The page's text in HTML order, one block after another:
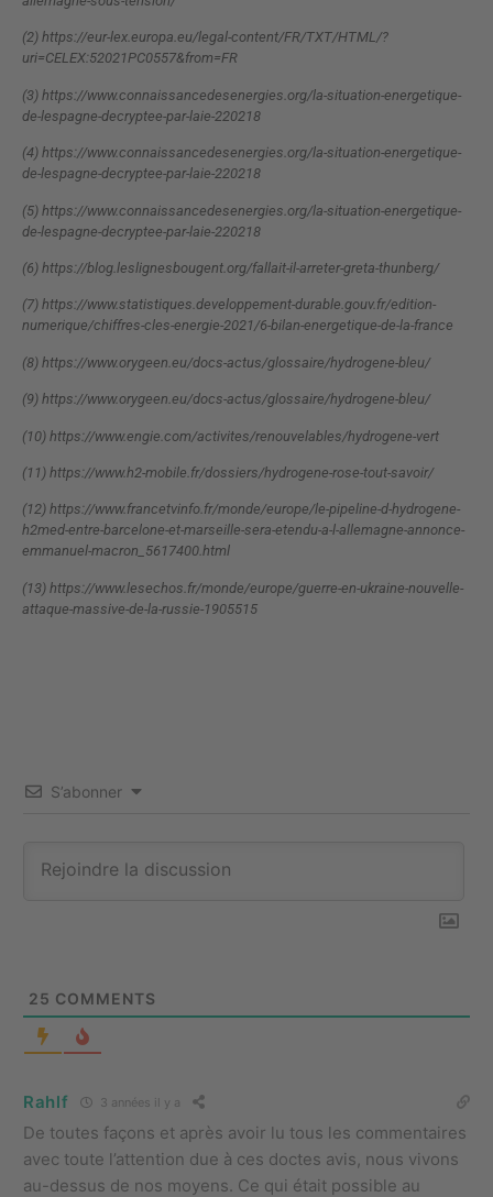
(2) https://eur-lex.europa.eu/legal-content/FR/TXT/HTML/?
uri=CELEX:52021PC0557&from=FR
(3) https://www.connaissancedesenergies.org/la-situation-energetique-
de-lespagne-decryptee-par-laie-220218
(4) https://www.connaissancedesenergies.org/la-situation-energetique-
de-lespagne-decryptee-par-laie-220218
(5) https://www.connaissancedesenergies.org/la-situation-energetique-
de-lespagne-decryptee-par-laie-220218
(6) https://blog.leslignesbougent.org/fallait-il-arreter-greta-thunberg/
(7) https://www.statistiques.developpement-durable.gouv.fr/edition-
numerique/chiffres-cles-energie-2021/6-bilan-energetique-de-la-france
(8) https://www.orygeen.eu/docs-actus/glossaire/hydrogene-bleu/
(9) https://www.orygeen.eu/docs-actus/glossaire/hydrogene-bleu/
(10) https://www.engie.com/activites/renouvelables/hydrogene-vert
(11) https://www.h2-mobile.fr/dossiers/hydrogene-rose-tout-savoir/
(12) https://www.francetvinfo.fr/monde/europe/le-pipeline-d-hydrogene-
h2med-entre-barcelone-et-marseille-sera-etendu-a-l-allemagne-annonce-
emmanuel-macron_5617400.html
(13) https://www.lesechos.fr/monde/europe/guerre-en-ukraine-nouvelle-
attaque-massive-de-la-russie-1905515
S’abonner
25 COMMENTS
Rahlf 3 années il y a
De toutes façons et après avoir lu tous les commentaires
avec toute l’attention due à ces doctes avis, nous vivons
au-dessus de nos moyens. Ce qui était possible au